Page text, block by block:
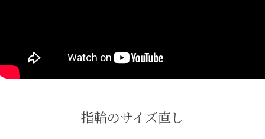
指輪のサイズ直し